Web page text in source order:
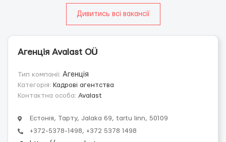
Дивитись всі вакансії
Агенція Avalast OÜ
Тип компанії: Агенція
Категорія: Кадрові агентства
Контактна особа: Avalast
Естонія, Тарту, Jalaka 69, tartu linn, 50109
+372-5378-1498, +372 5378 1498